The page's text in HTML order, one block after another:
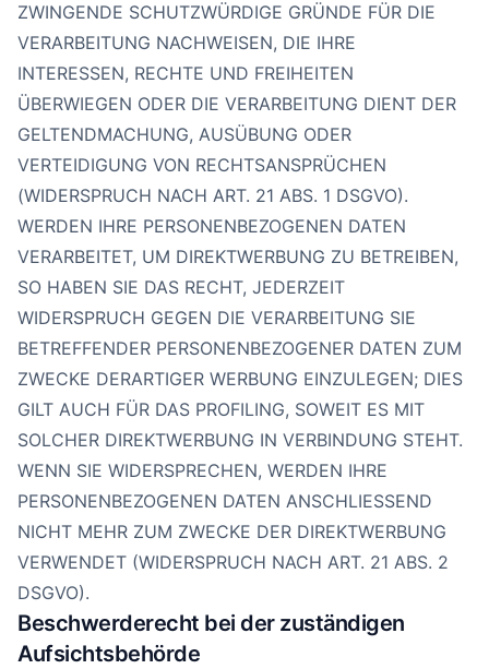
ZWINGENDE SCHUTZWÜRDIGE GRÜNDE FÜR DIE
VERARBEITUNG NACHWEISEN, DIE IHRE
INTERESSEN, RECHTE UND FREIHEITEN
ÜBERWIEGEN ODER DIE VERARBEITUNG DIENT DER
GELTENDMACHUNG, AUSÜBUNG ODER
VERTEIDIGUNG VON RECHTSANSPRÜCHEN
(WIDERSPRUCH NACH ART. 21 ABS. 1 DSGVO).
WERDEN IHRE PERSONENBEZOGENEN DATEN
VERARBEITET, UM DIREKTWERBUNG ZU BETREIBEN,
SO HABEN SIE DAS RECHT, JEDERZEIT
WIDERSPRUCH GEGEN DIE VERARBEITUNG SIE
BETREFFENDER PERSONENBEZOGENER DATEN ZUM
ZWECKE DERARTIGER WERBUNG EINZULEGEN; DIES
GILT AUCH FÜR DAS PROFILING, SOWEIT ES MIT
SOLCHER DIREKTWERBUNG IN VERBINDUNG STEHT.
WENN SIE WIDERSPRECHEN, WERDEN IHRE
PERSONENBEZOGENEN DATEN ANSCHLIESSEND
NICHT MEHR ZUM ZWECKE DER DIREKTWERBUNG
VERWENDET (WIDERSPRUCH NACH ART. 21 ABS. 2
DSGVO).
Beschwerde­recht bei der zuständigen
Aufsichts­behörde